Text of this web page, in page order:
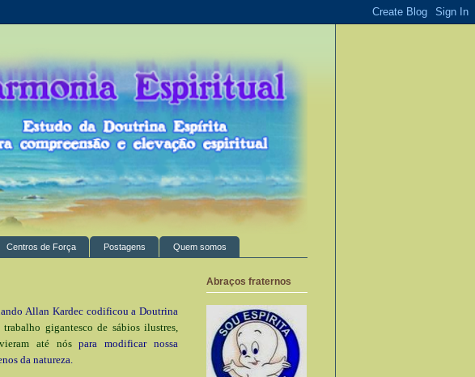
Centros de Força Postagens Quem somos
Allan Kardec codificou a Doutrina
gigantesco de sábios ilustres,
até nóspara modificar nossa
da natureza.
Abraços fraternos